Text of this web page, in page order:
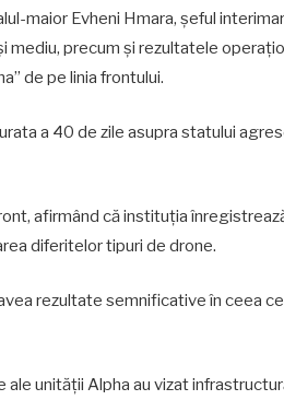
maior Evheni Hmara, șeful
mediu, precum și rezultatele
de pe linia frontului.
a 40 de zile asupra statului
afirmând că instituția
diferitelor tipuri de drone.
rezultate semnificative în ceea
unității Alpha au vizat